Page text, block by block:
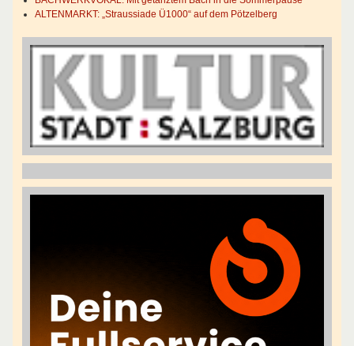
ALTENMARKT: „Straussiade Ü1000“ auf dem Pötzelberg